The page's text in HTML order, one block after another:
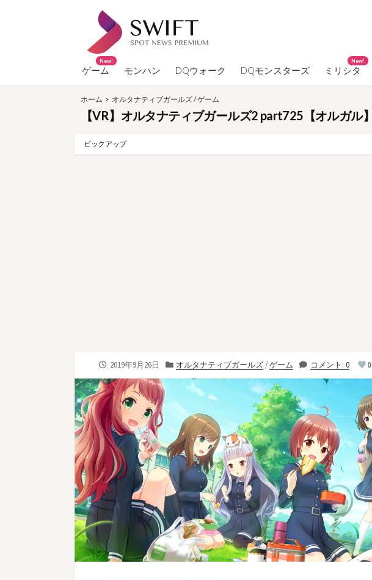
へ
ゲーム
New!
モンハン DQウォーク DQモンスターズ ミリシタ
New!
ホーム > オルタナティブガールズ/ゲーム
【VR】オルタナティブガールズ2 part725【オルガル】
ピックアップ
公
日
2019年9月26日
カ
リ
オルタナティブガールズ /ゲーム コメント: 0 0